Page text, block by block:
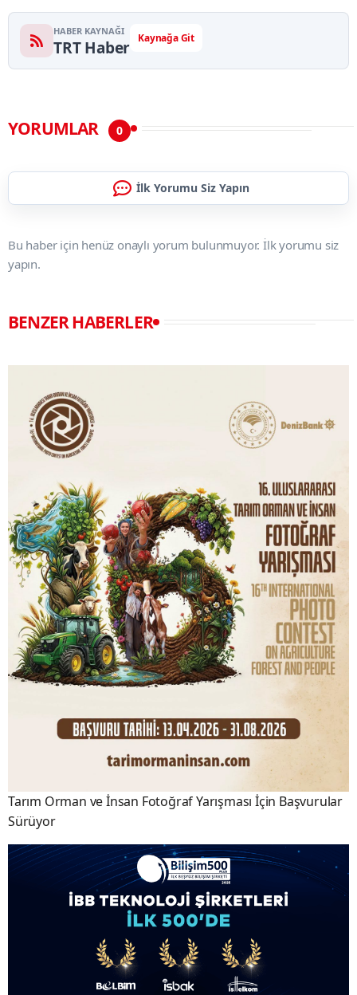
HABER KAYNAĞI
TRT Haber Kaynağa Git
YORUMLAR 0
İlk Yorumu Siz Yapın
Bu haber için henüz onaylı yorum bulunmuyor. İlk yorumu siz
yapın.
BENZER HABERLER
Tarım Orman ve İnsan Fotoğraf Yarışması İçin Başvurular
Sürüyor